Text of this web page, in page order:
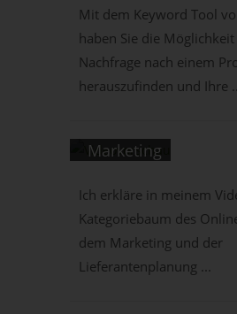
nach
Produkten
ermitteln
-
Mit dem Keyword Tool
haben Sie die Möglichkeit
Nachfrage nach einem
herauszufinden und Ihre
tricoma
Vlog 0-
100 #12:
Marketing
Lieferantenplanung
-
eCommerce
Ich erkläre in meinem
Kategoriebaum des
dem Marketing und der
Lieferantenplanung ...